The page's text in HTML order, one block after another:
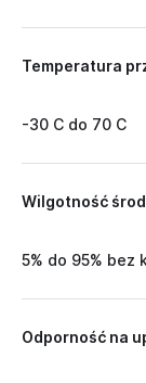
Temperatura
-30 C do 70 C
Wilgotność
5% do 95% bez
Odporność na